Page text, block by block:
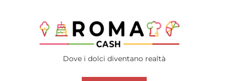
Dove i dolci diventano realtà